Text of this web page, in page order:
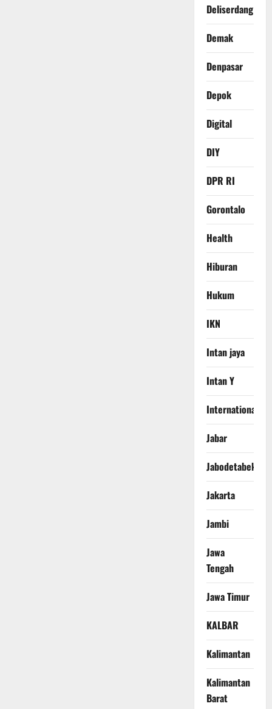
Deliserdang
Demak
Denpasar
Depok
Digital
DIY
DPR RI
Gorontalo
Health
Hiburan
Hukum
IKN
Intan jaya
Intan Y
International
Jabar
Jabodetabek
Jakarta
Jambi
Jawa
Tengah
Jawa Timur
KALBAR
Kalimantan
Kalimantan
Barat